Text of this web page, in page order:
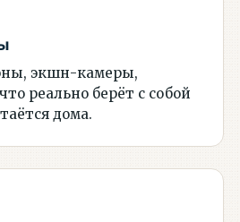
экшн-камеры,
реально берёт с собой
дома.